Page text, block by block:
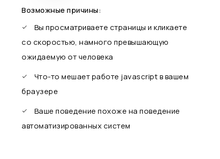
Возможные причины:
Вы просматриваете страницы и кликаете
со скоростью, намного превышающую
ожидаемую от человека
Что-то мешает работе javascript в вашем
браузере
Ваше поведение похоже на поведение
автоматизированных систем